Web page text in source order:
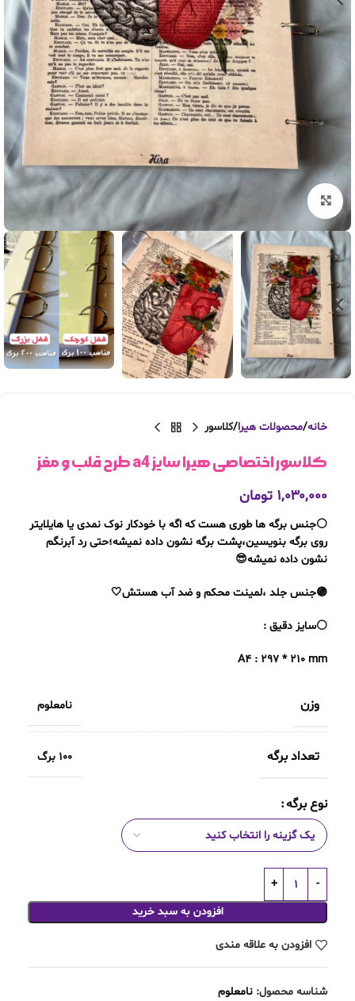
بزرگنمایی تصویر
خانه محصولات هیرا کلاسور
کلاسور اختصاصی هیرا سایز a4 طرح قلب و مغز
۱,۰۳۰,۰۰۰ تومان
⚪️جنس برگه ها طوری هست که اگه با خودکار نوک نمدی یا هایلایتر
روی برگه بنویسین،پشت برگه نشون داده نمیشه؛حتی رد آبرنگم
نشون داده نمیشه😎
🟣جنس جلد ،لمینت محکم و ضد آب هستش🤍
⚪️سایز دقیق :
A4 : 297 * 210 mm
وزن نامعلوم
تعداد برگه 100 برگ
نوع برگه
افزودن به سبد خرید
افزودن به علاقه مندی
شناسه محصول: نامعلوم